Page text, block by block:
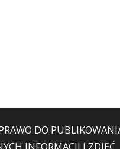
DO
INFORMACJI I ZDJĘĆ